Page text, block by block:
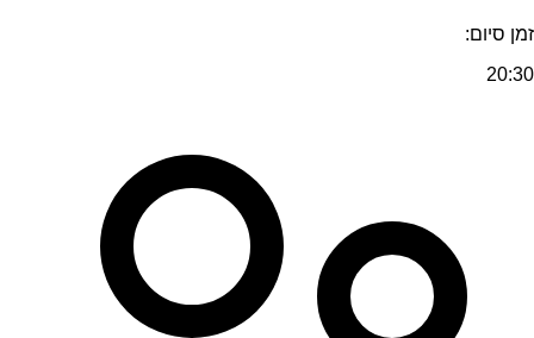
זמן סיום:
20:30